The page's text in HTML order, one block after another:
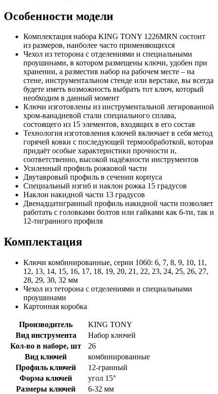
Особенности модели
Комплектация набора KING TONY 1226MRN состоит
из размеров, наиболее часто применяющихся
Чехол из теторона с отделениями и специальными
проушинами, в котором размещены ключи, удобен при
хранении, а разместив набор на рабочем месте – на
стене, инструментальном стенде или верстаке, вы всегда
будете иметь возможность выбрать тот ключ, который
необходим в данный момент
Ключи изготовлены из инструментальной легированной
хром-ванадиевой стали специального сплава,
состоящего из 15 элементов, входящих в его состав
Технология изготовления ключей включает в себя метод
горячей ковки с последующей термообработкой, которая
придаёт особые характеристики прочности и,
соответственно, высокой надёжности инструментов
Усиленный профиль рожковой части
Двутавровый профиль в сечении корпуса
Специальный изгиб и наклон рожка 15 градусов
Наклон накидной части 13 градусов
Двенадцатигранный профиль накидной части позволяет
работать с головками болтов или гайками как 6-ти, так и
12-тигранного профиля
Комплектация
Ключи комбинированные, серии 1060: 6, 7, 8, 9, 10, 11,
12, 13, 14, 15, 16, 17, 18, 19, 20, 21, 22, 23, 24, 25, 26, 27,
28, 29, 30, 32 мм
Чехол из теторона с отделениями и специальными
проушинами
Картонная коробка
Производитель
KING TONY
Вид инструмента
Набор ключей
Кол-во в наборе, шт
26
Вид ключей
комбинированные
Профиль ключей
12-гранный
Форма ключей
угол 15°
Размеры ключей
6-32 мм